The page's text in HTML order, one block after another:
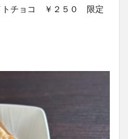
トチョコ ￥２５０ 限定